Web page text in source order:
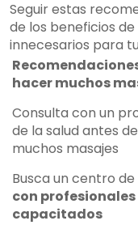
Seguir estas
de los beneficios
innecesarios para
hacer muchos
Consulta con un
de la salud antes
muchos masajes
Busca un centro de
con profesionales
capacitados